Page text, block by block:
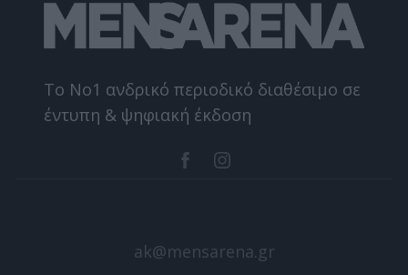
Το Nο1 ανδρικό περιοδικό διαθέσιμο σε
έντυπη & ψηφιακή έκδοση
ak@mensarena.gr